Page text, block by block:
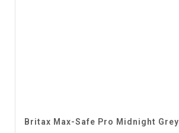
Britax Max-Safe Pro Midnight Grey